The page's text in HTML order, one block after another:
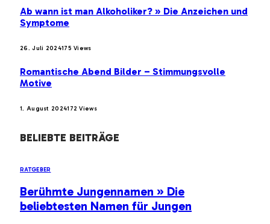
Ab wann ist man Alkoholiker? » Die Anzeichen und
Symptome
26. Juli 2024175Views
Romantische Abend Bilder – Stimmungsvolle
Motive
1. August 2024172Views
BELIEBTE BEITRÄGE
RATGEBER
Berühmte Jungennamen » Die
beliebtesten Namen für Jungen